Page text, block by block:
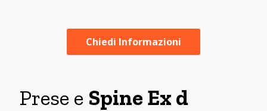
Chiedi Informazioni
Prese e Spine Ex d